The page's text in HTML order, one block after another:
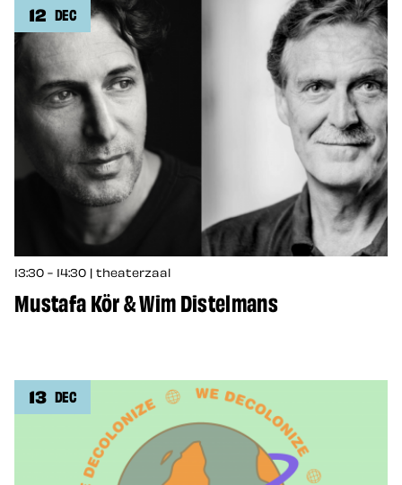
12 DEC
13:30 - 14:30 | theaterzaal
Mustafa Kör & Wim Distelmans
13 DEC